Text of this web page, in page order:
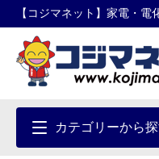
【コジマネット】家電・
カテゴリーから